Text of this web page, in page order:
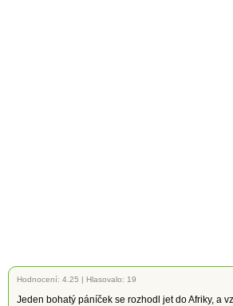
Hodnocení: 4.25 | Hlasovalo: 19
Jeden bohatý páníček se rozhodl jet do Afriky, a